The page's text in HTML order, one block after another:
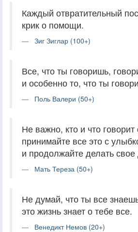
Каждый отвратительный
крик о помощи.
Зиг Зиглар (100+)
Все, что ты говоришь,
и особенно то, что ты
Поль Валери (50+)
Не важно, кто и что говорит
принимайте все это с
и продолжайте делать свое
Мать Тереза (50+)
Не думай, что ты все
это жизнь знает о тебе все.
Венедикт Немов (20+)